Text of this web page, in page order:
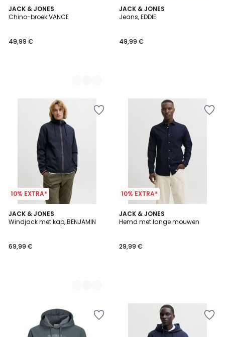
JACK & JONES
Chino-broek VANCE
49,99 €
3
Kleuren
JACK & JONES
Jeans, EDDIE
49,99 €
10% EXTRA*
JACK & JONES
Windjack met kap, BENJAMIN
69,99 €
2
Kleuren
10% EXTRA*
JACK & JONES
Hemd met lange mouwen
29,99 €